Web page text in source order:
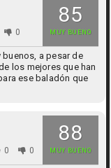
85
MUY BUENO
0
buenos, a pesar de
los mejores que han
ese baladón que
88
MUY BUENO
0 0